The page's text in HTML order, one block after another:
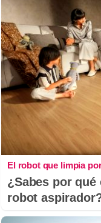
El robot que limpia
¿Sabes por qué
robot